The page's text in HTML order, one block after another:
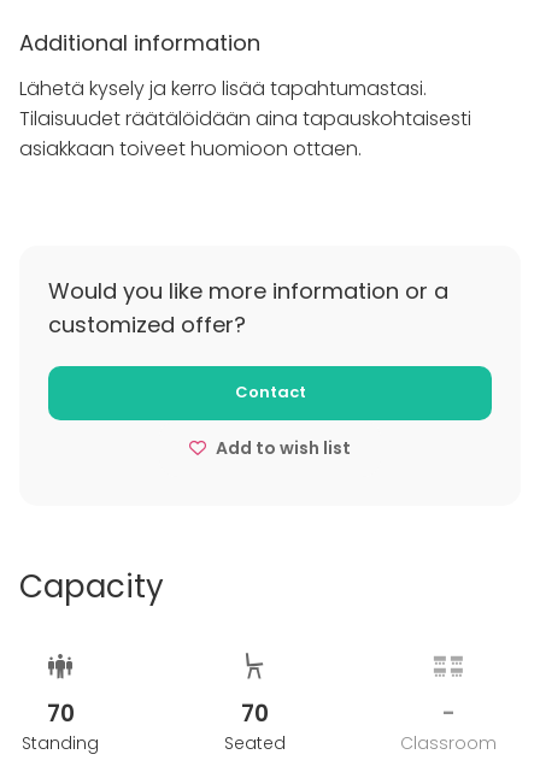
Additional information
Lähetä kysely ja kerro lisää tapahtumastasi.
Tilaisuudet räätälöidään aina tapauskohtaisesti
asiakkaan toiveet huomioon ottaen.
Would you like more information or a
customized offer?
Contact
Add to wish list
Capacity
70
Standing
70
Seated
-
Classroom